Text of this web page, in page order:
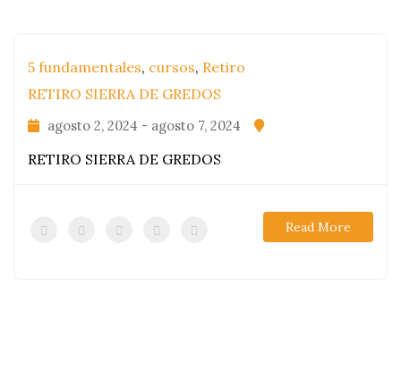
5 fundamentales, cursos, Retiro
RETIRO SIERRA DE GREDOS
agosto 2, 2024 - agosto 7, 2024
RETIRO SIERRA DE GREDOS
Read More